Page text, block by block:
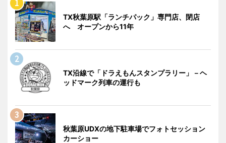
TX秋葉原駅「ランチパック」専門店、閉店
へ オープンから11年
TX沿線で「ドラえもんスタンプラリー」－ヘ
ッドマーク列車の運行も
秋葉原UDXの地下駐車場でフォトセッション
カーショー